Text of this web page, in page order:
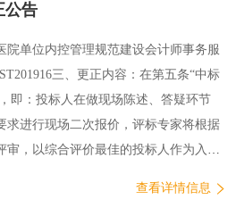
项目磋商文件不向投标人提供纸质磋
，也可自带U盘，报名登记时复制磋商
参加投标。（2）获取时间：2019年4月
00止。每天9：00～11：30，13：30～
（3）获取地点：北京市西…
公告
院单位内控管理规范建设会计师事务服
三、更正内容：在第五条“中标
即：投标人在做现场陈述、答疑环节
求进行现场二次报价，评标专家将根据
审，以综合评价最佳的投标人作为入围
查看详情信息